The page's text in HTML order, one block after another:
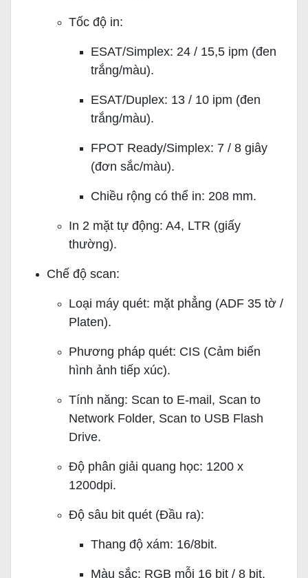
Tốc độ in:
ESAT/Simplex: 24 / 15,5 ipm (đen
trắng/màu).
ESAT/Duplex: 13 / 10 ipm (đen
trắng/màu).
FPOT Ready/Simplex: 7 / 8 giây
(đơn sắc/màu).
Chiều rộng có thể in: 208 mm.
In 2 mặt tự động: A4, LTR (giấy
thường).
Chế độ scan:
Loại máy quét: mặt phẳng (ADF 35 tờ /
Platen).
Phương pháp quét: CIS (Cảm biến
hình ảnh tiếp xúc).
Tính năng: Scan to E-mail, Scan to
Network Folder, Scan to USB Flash
Drive.
Độ phân giải quang học: 1200 x
1200dpi.
Độ sâu bit quét (Đầu ra):
Thang độ xám: 16/8bit.
Màu sắc: RGB mỗi 16 bit / 8 bit.